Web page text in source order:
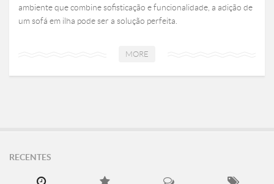
ambiente que combine sofisticação e funcionalidade, a adição de
um sofá em ilha pode ser a solução perfeita.
MORE
RECENTES